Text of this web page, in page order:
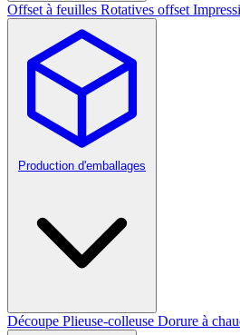
Offset à feuilles Rotatives offset
Production d'emballages
Découpe Plieuse-colleuse Dorure à